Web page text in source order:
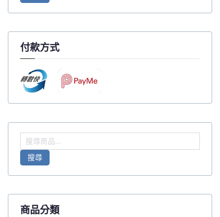
付款方式
搜
尋
搜尋
商品分類